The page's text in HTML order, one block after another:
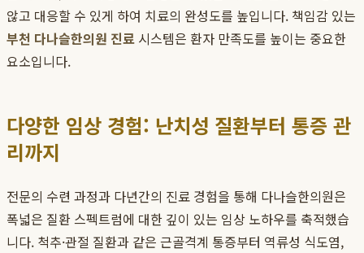
않고 대응할 수 있게 하여 치료의 완성도를 높입니다. 책임감 있는
부천 다나슬한의원 진료 시스템은 환자 만족도를 높이는 중요한
요소입니다.
다양한 임상 경험: 난치성 질환부터 통증 관
리까지
전문의 수련 과정과 다년간의 진료 경험을 통해 다나슬한의원은
폭넓은 질환 스펙트럼에 대한 깊이 있는 임상 노하우를 축적했습
니다. 척추·관절 질환과 같은 근골격계 통증부터 역류성 식도염,